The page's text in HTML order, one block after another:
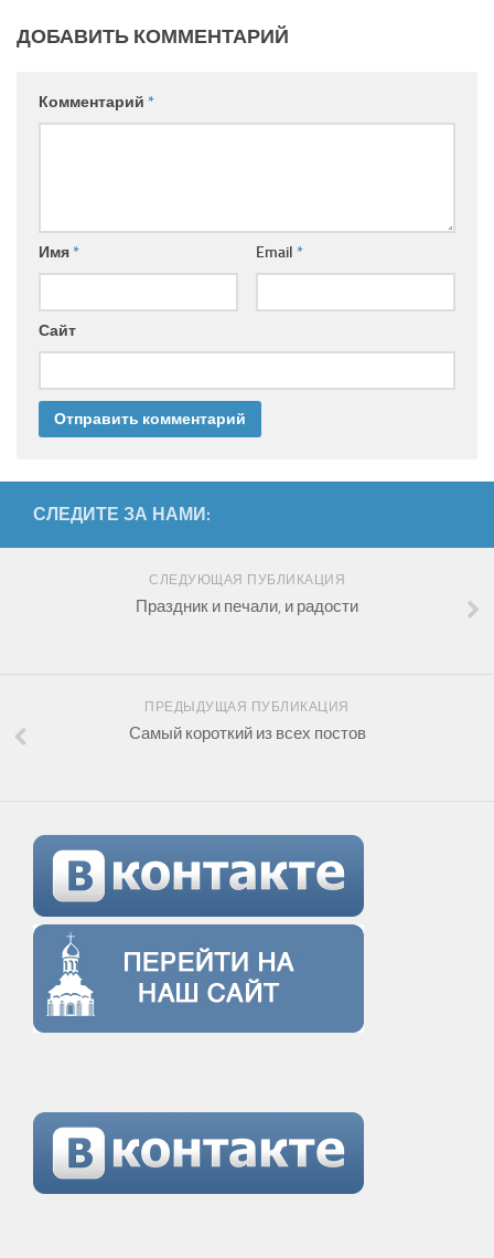
ДОБАВИТЬ КОММЕНТАРИЙ
Комментарий *
Имя* Email *
Сайт
СЛЕДИТЕ ЗА НАМИ:
СЛЕДУЮЩАЯ ПУБЛИКАЦИЯ
Праздник и печали, и радости
ПРЕДЫДУЩАЯ ПУБЛИКАЦИЯ
Самый короткий из всех постов